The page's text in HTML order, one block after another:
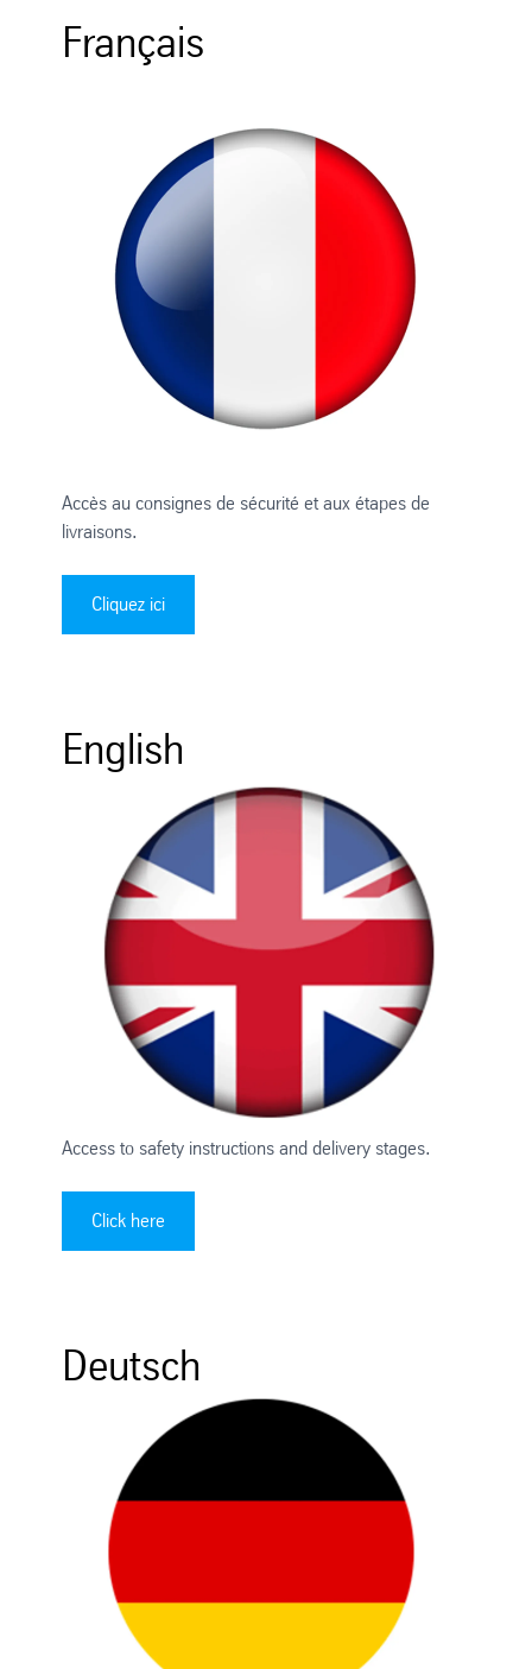
Français
Accès au consignes de sécurité et aux étapes de
livraisons.
Cliquez ici
English
Access to safety instructions and delivery stages.
Click here
Deutsch